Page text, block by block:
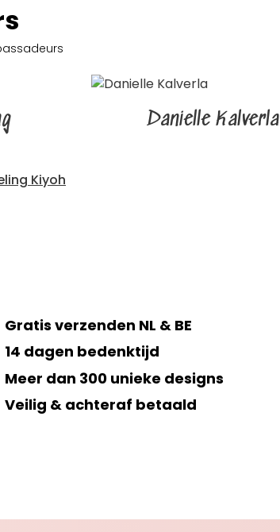
Danielle Kalverla
Kiyoh
Gratis verzenden NL & BE
14 dagen bedenktijd
Meer dan 300 unieke designs
Veilig & achteraf betaald